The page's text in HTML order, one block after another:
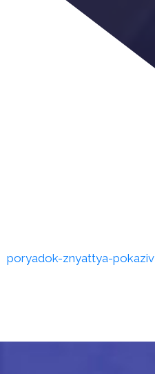
poryadok-znyattya-pokaziv